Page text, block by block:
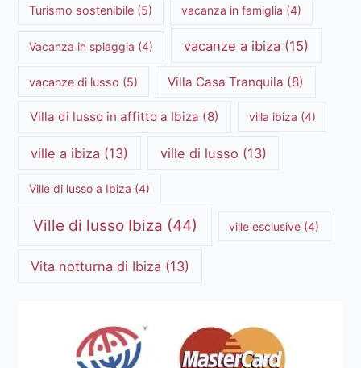
Turismo sostenibile (5) vacanza in famiglia (4)
Vacanza in spiaggia (4) vacanze a ibiza (15)
vacanze di lusso (5) Villa Casa Tranquila (8)
Villa di lusso in affitto a Ibiza (8) villa ibiza (4)
ville a ibiza (13) ville di lusso (13)
Ville di lusso a Ibiza (4)
Ville di lusso Ibiza (44) ville esclusive (4)
Vita notturna di Ibiza (13)